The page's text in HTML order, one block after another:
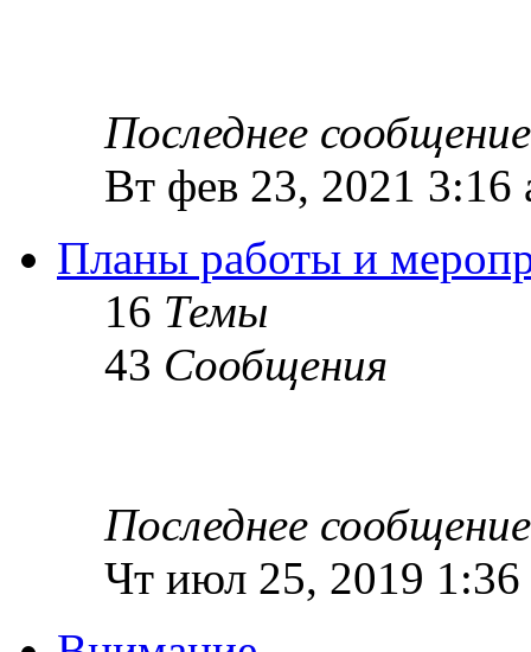
Последнее сообщение
Вт фев 23, 2021 3:16
Планы работы и
16 Темы
43 Сообщения
Последнее сообщение
Чт июл 25, 2019 1:36